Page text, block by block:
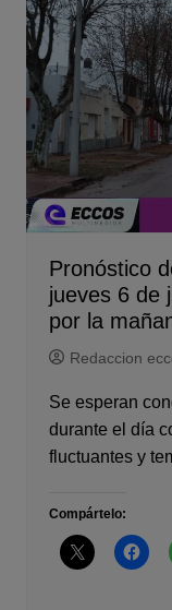
Pronóstico
jueves 6 de
por la
Redaccion
Se esperan
durante el día
fluctuantes y
Compártelo: